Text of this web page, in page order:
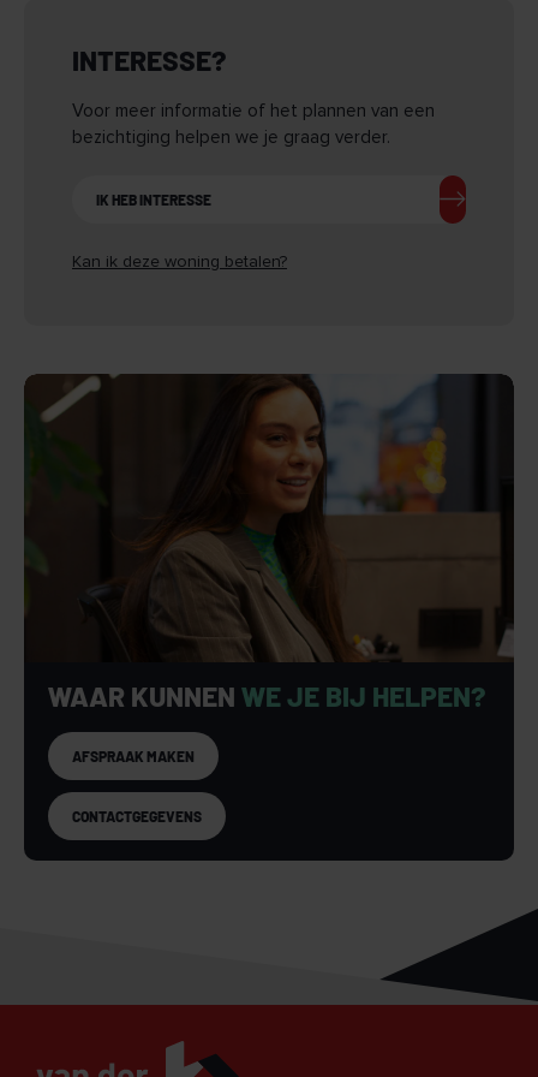
INTERESSE?
Voor meer informatie of het plannen van een
bezichtiging helpen we je graag verder.
IK HEB INTERESSE
Kan ik deze woning betalen?
WAAR KUNNEN WE JE BIJ HELPEN?
AFSPRAAK MAKEN
CONTACTGEGEVENS